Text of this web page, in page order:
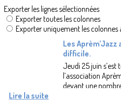
Exporter les lignes sélectionnées
Exporter toutes les colonnes
Exporter uniquement les colonnes
difficile.
Jeudi 25 juin s’est
l’association
devant une
Lire la suite